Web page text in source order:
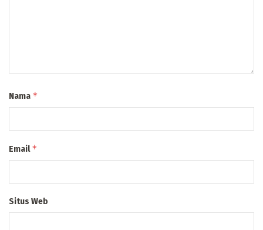
Nama *
Email*
Situs Web